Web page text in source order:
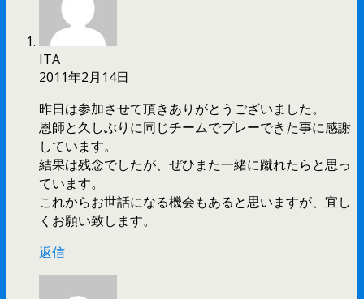
ITA
2011年2月14日
昨日は参加させて頂きありがとうございました。
恩師と久しぶりに同じチームでプレーできた事に感謝
しています。
結果は残念でしたが、ぜひまた一緒に蹴れたらと思っ
ています。
これからお世話になる機会もあると思いますが、宜し
くお願い致します。
返信